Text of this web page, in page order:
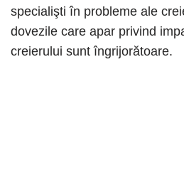
specialişti în probleme ale
dovezile care apar privind
creierului sunt îngrijorătoare.